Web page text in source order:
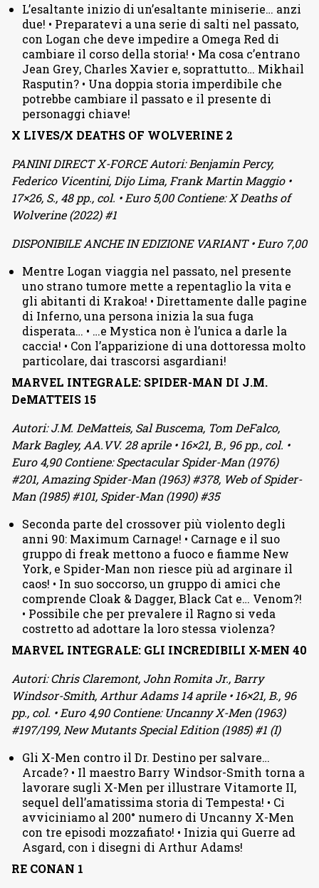
L’esaltante inizio di un’esaltante miniserie… anzi
due! • Preparatevi a una serie di salti nel passato,
con Logan che deve impedire a Omega Red di
cambiare il corso della storia! • Ma cosa c’entrano
Jean Grey, Charles Xavier e, soprattutto… Mikhail
Rasputin? • Una doppia storia imperdibile che
potrebbe cambiare il passato e il presente di
personaggi chiave!
X LIVES/X DEATHS OF WOLVERINE 2
PANINI DIRECT X-FORCE Autori: Benjamin Percy,
Federico Vicentini, Dijo Lima, Frank Martin Maggio •
17×26, S., 48 pp., col. • Euro 5,00 Contiene: X Deaths of
Wolverine (2022) #1
DISPONIBILE ANCHE IN EDIZIONE VARIANT • Euro 7,00
Mentre Logan viaggia nel passato, nel presente
uno strano tumore mette a repentaglio la vita e
gli abitanti di Krakoa! • Direttamente dalle pagine
di Inferno, una persona inizia la sua fuga
disperata… • …e Mystica non è l’unica a darle la
caccia! • Con l’apparizione di una dottoressa molto
particolare, dai trascorsi asgardiani!
MARVEL INTEGRALE: SPIDER-MAN DI J.M.
DeMATTEIS 15
Autori: J.M. DeMatteis, Sal Buscema, Tom DeFalco,
Mark Bagley, AA.VV. 28 aprile • 16×21, B., 96 pp., col. •
Euro 4,90 Contiene: Spectacular Spider-Man (1976)
#201, Amazing Spider-Man (1963) #378, Web of Spider-
Man (1985) #101, Spider-Man (1990) #35
Seconda parte del crossover più violento degli
anni 90: Maximum Carnage! • Carnage e il suo
gruppo di freak mettono a fuoco e fiamme New
York, e Spider-Man non riesce più ad arginare il
caos! • In suo soccorso, un gruppo di amici che
comprende Cloak & Dagger, Black Cat e… Venom?!
• Possibile che per prevalere il Ragno si veda
costretto ad adottare la loro stessa violenza?
MARVEL INTEGRALE: GLI INCREDIBILI X-MEN 40
Autori: Chris Claremont, John Romita Jr., Barry
Windsor-Smith, Arthur Adams 14 aprile • 16×21, B., 96
pp., col. • Euro 4,90 Contiene: Uncanny X-Men (1963)
#197/199, New Mutants Special Edition (1985) #1 (I)
Gli X-Men contro il Dr. Destino per salvare…
Arcade? • Il maestro Barry Windsor-Smith torna a
lavorare sugli X-Men per illustrare Vitamorte II,
sequel dell’amatissima storia di Tempesta! • Ci
avviciniamo al 200° numero di Uncanny X-Men
con tre episodi mozzafiato! • Inizia qui Guerre ad
Asgard, con i disegni di Arthur Adams!
RE CONAN 1